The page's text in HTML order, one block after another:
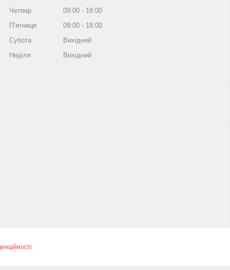
Четвер
09:00
18:00
Пʼятниця
09:00
18:00
Субота
Вихідний
Неділя
Вихідний